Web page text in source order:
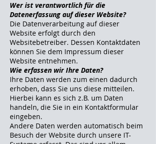
Wer ist verantwortlich für die
Datenerfassung auf dieser Website?
Die Datenverarbeitung auf dieser
Website erfolgt durch den
Websitebetreiber. Dessen Kontaktdaten
können Sie dem Impressum dieser
Website entnehmen.
Wie erfassen wir Ihre Daten?
Ihre Daten werden zum einen dadurch
erhoben, dass Sie uns diese mitteilen.
Hierbei kann es sich z.B. um Daten
handeln, die Sie in ein Kontaktformular
eingeben.
Andere Daten werden automatisch beim
Besuch der Website durch unsere IT-